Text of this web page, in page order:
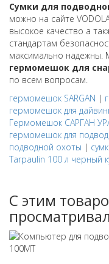
Сумки для
можно на сайте
высокое качество а
стандартам
максимально
гермомешок для
по всем вопросам.
гермомешок SARGAN |
гермомешок для
Гермомешок САРГАН
гермомешок для
подводной охоты |
Tarpaulin 100 л черный
С этим